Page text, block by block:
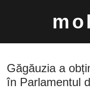
Găgăuzia a
în Parlamentul